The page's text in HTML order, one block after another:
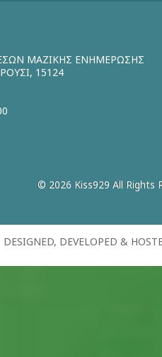
ΜΑΖΙΚΗΣ ΕΝΗΜΕΡΩΣΗΣ
15124
© 2026 Kiss929 All Rights
DESIGNED, DEVELOPED &